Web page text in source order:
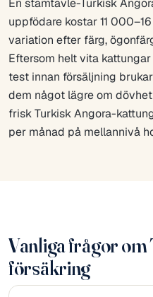
En stamtavle-Turkisk
uppfödare kostar 11
variation efter färg,
Eftersom helt vita
test innan försäljning
dem något lägre om
frisk Turkisk Angora-
per månad på mellannivå
Vanliga frågor
försäkring